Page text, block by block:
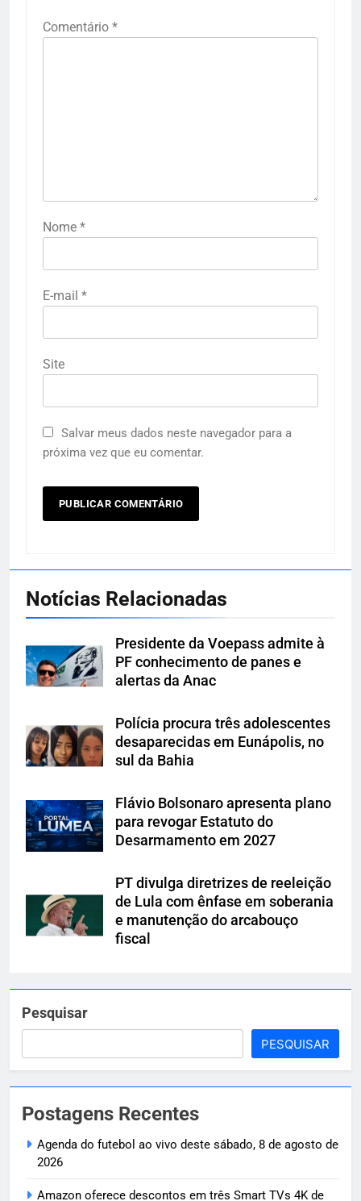
Comentário *
Nome *
E-mail *
Site
Salvar meus dados neste navegador para a
próxima vez que eu comentar.
Notícias Relacionadas
Presidente da Voepass admite à
PF conhecimento de panes e
alertas da Anac
Polícia procura três adolescentes
desaparecidas em Eunápolis, no
sul da Bahia
Flávio Bolsonaro apresenta plano
para revogar Estatuto do
Desarmamento em 2027
PT divulga diretrizes de reeleição
de Lula com ênfase em soberania
e manutenção do arcabouço
fiscal
Pesquisar
PESQUISAR
Postagens Recentes
Agenda do futebol ao vivo deste sábado, 8 de agosto de
2026
Amazon oferece descontos em três Smart TVs 4K de